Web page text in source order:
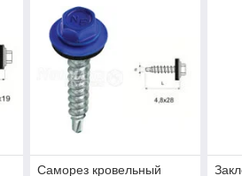
Саморез кровельный